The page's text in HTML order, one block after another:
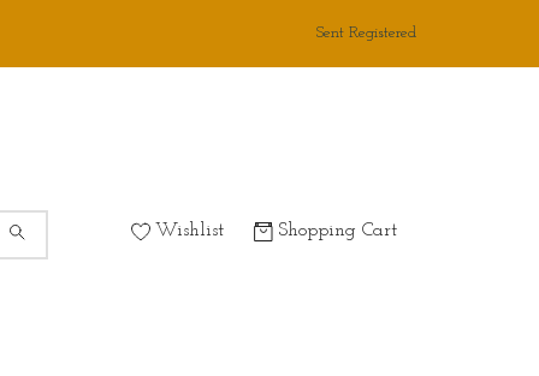
Sent Registered
Wishlist Shopping Cart